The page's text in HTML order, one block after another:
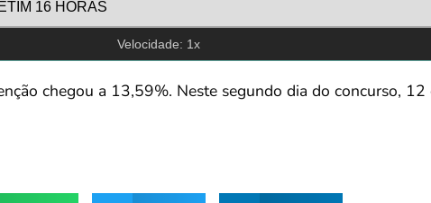
16 HORAS
Velocidade: 1x
chegou a 13,59%. Neste segundo dia do concurso, 12